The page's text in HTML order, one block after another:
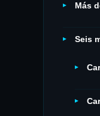
Más
Seis